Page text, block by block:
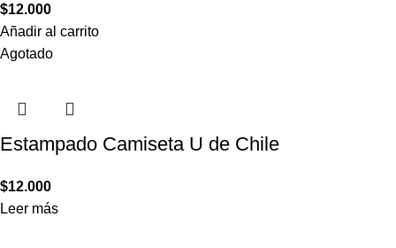
$12.000
Añadir al carrito
Agotado
Estampado Camiseta U de Chile
$12.000
Leer más